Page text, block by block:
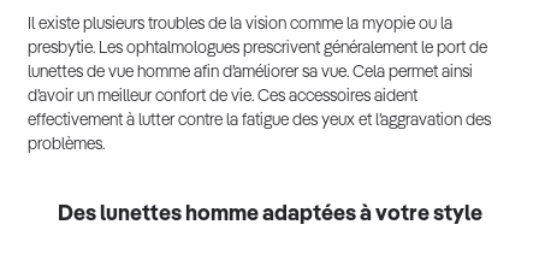
Il existe plusieurs troubles de la vision comme la myopie ou la
presbytie. Les ophtalmologues prescrivent généralement le port de
lunettes de vue homme afin d’améliorer sa vue. Cela permet ainsi
d’avoir un meilleur confort de vie. Ces accessoires aident
effectivement à lutter contre la fatigue des yeux et l’aggravation des
problèmes.
Des lunettes homme adaptées à votre style